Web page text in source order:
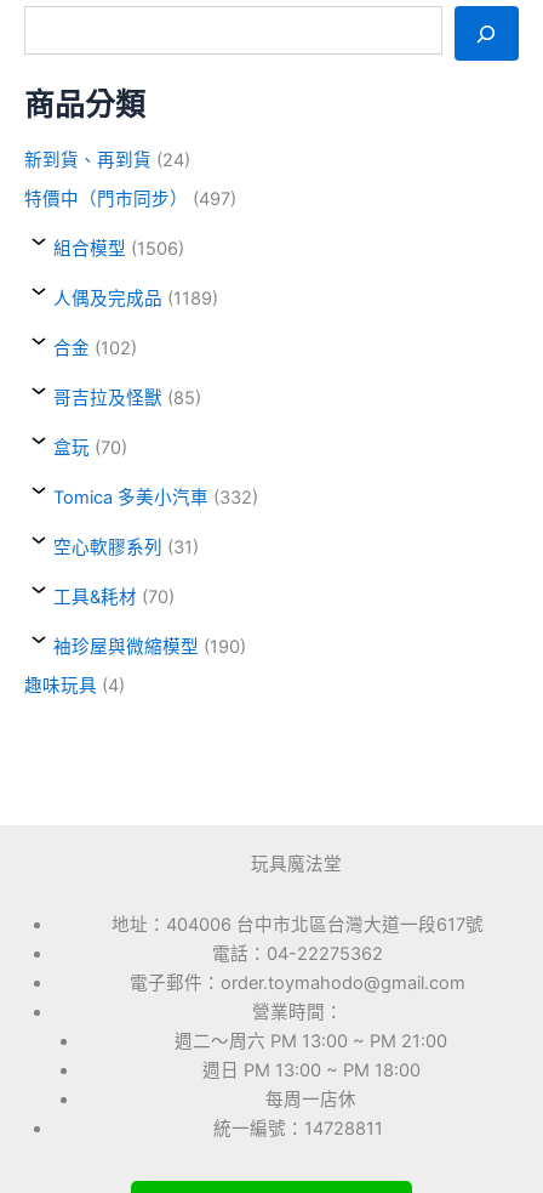
商品分類
新到貨、再到貨 (24)
特價中（門市同步）
(497)
組合模型 (1506)
人偶及完成品 (1189)
合金 (102)
哥吉拉及怪獸 (85)
盒玩 (70)
Tomica 多美小汽車 (332)
空心軟膠系列 (31)
工具&耗材 (70)
袖珍屋與微縮模型 (190)
趣味玩具 (4)
玩具魔法堂
地址：404006 台中市北區台灣大道一段617號
電話：04-22275362
電子郵件：order.toymahodo@gmail.com
營業時間：
週二～周六 PM 13:00 ~ PM 21:00
週日 PM 13:00 ~ PM 18:00
每周一店休
統一編號：14728811